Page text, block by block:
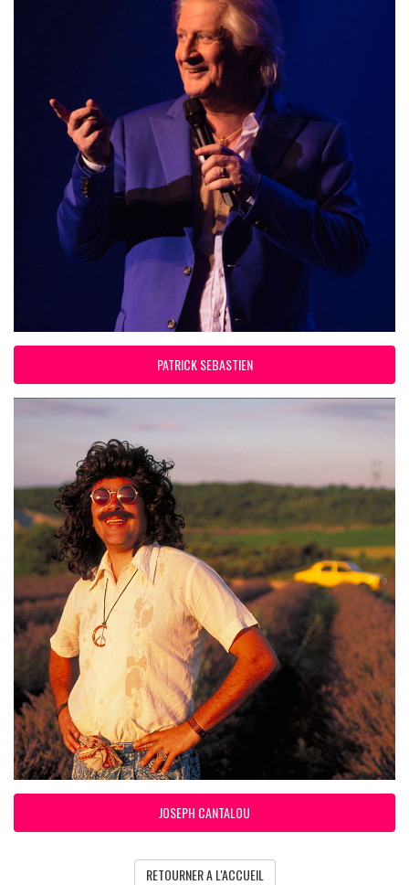
PATRICK SEBASTIEN
JOSEPH CANTALOU
RETOURNER A L'ACCUEIL